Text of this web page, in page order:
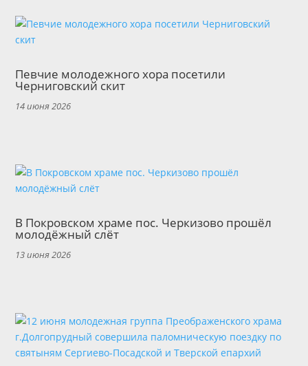
Певчие молодежного хора посетили
Черниговский скит
14 июня 2026
В Покровском храме пос. Черкизово прошёл
молодёжный слёт
13 июня 2026